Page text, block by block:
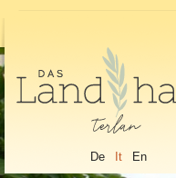
De It En